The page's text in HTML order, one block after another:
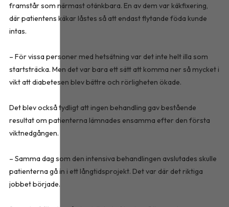
framstår som närmast otänkbara. En av dem var käkfixering,
där patientens käkar låstes så att endast flytande föda kunde
intas.
– För vissa personer med hetsätning var det inte helt illa som
startsträcka. Men det var bara ett sätt att komma ner så mycket i
vikt att diabetesen blev bättre och rörligheten ökade.
Det blev också tydligt att ingen behandling gav bestående
resultat om patienterna lämnades ensamma efter den första
viktnedgången.
– Samma dag som den intensiva behandlingen avslutades skulle
patienterna gå in i ett långtidsprojekt. Det var där det riktiga
jobbet började.